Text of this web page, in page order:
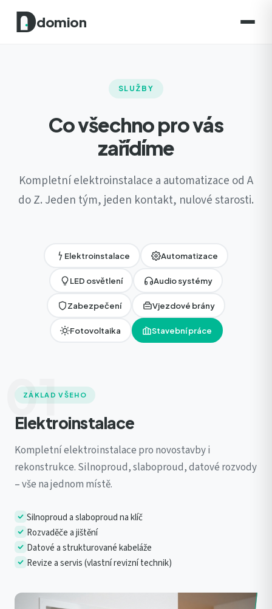
domion
SLUŽBY
Co všechno pro vás
zařídíme
Kompletní elektroinstalace a automatizace od A
do Z. Jeden tým, jeden kontakt, nulové starosti.
Elektroinstalace Automatizace
LED osvětlení Audio systémy
Zabezpečení Vjezdové brány
Fotovoltaika Stavební práce
01
ZÁKLAD VŠEHO
Elektroinstalace
Kompletní elektroinstalace pro novostavby i
rekonstrukce. Silnoproud, slaboproud, datové rozvody
– vše na jednom místě.
Silnoproud a slaboproud na klíč
Rozvaděče a jištění
Datové a strukturované kabeláže
Revize a servis (vlastní revizní technik)